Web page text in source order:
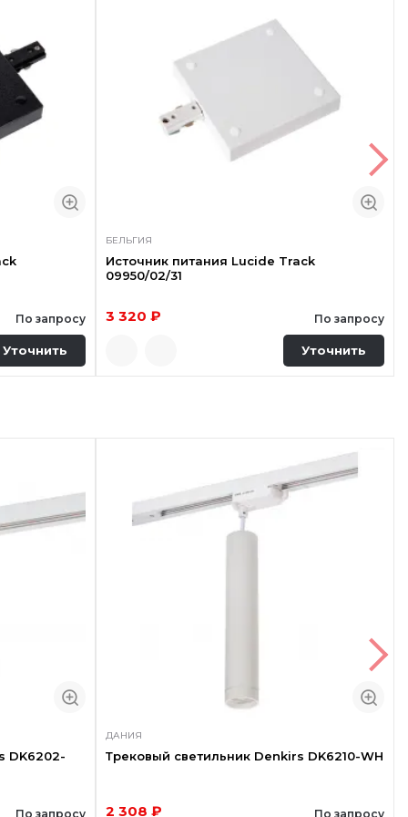
По запросу
Уточнить
БЕЛЬГИЯ
Источник питания Lucide Track
09950/02/31
3 320 ₽ По запросу
Уточнить
DK6202-
По запросу
ДАНИЯ
Трековый светильник Denkirs DK6210-WH
2 308 ₽ По запросу